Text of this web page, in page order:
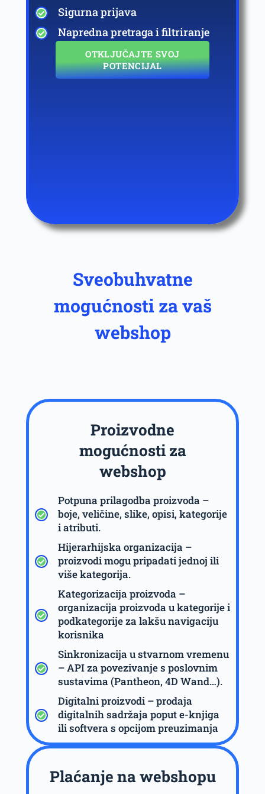
Sigurna prijava
Napredna pretraga i filtriranje
OTKLJUČAJTE SVOJ
POTENCIJAL
Sveobuhvatne
mogućnosti za vaš
webshop
Proizvodne
mogućnosti za
webshop
Potpuna prilagodba proizvoda –
boje, veličine, slike, opisi, kategorije
i atributi.
Hijerarhijska organizacija –
proizvodi mogu pripadati jednoj ili
više kategorija.
Kategorizacija proizvoda –
organizacija proizvoda u kategorije i
podkategorije za lakšu navigaciju
korisnika
Sinkronizacija u stvarnom vremenu
– API za povezivanje s poslovnim
sustavima (Pantheon, 4D Wand…).
Digitalni proizvodi – prodaja
digitalnih sadržaja poput e-knjiga
ili softvera s opcijom preuzimanja
Plaćanje na webshopu